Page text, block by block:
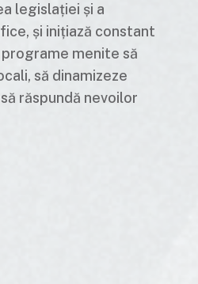
legislației și a
și inițiază constant
menite să
să dinamizeze
răspundă nevoilor